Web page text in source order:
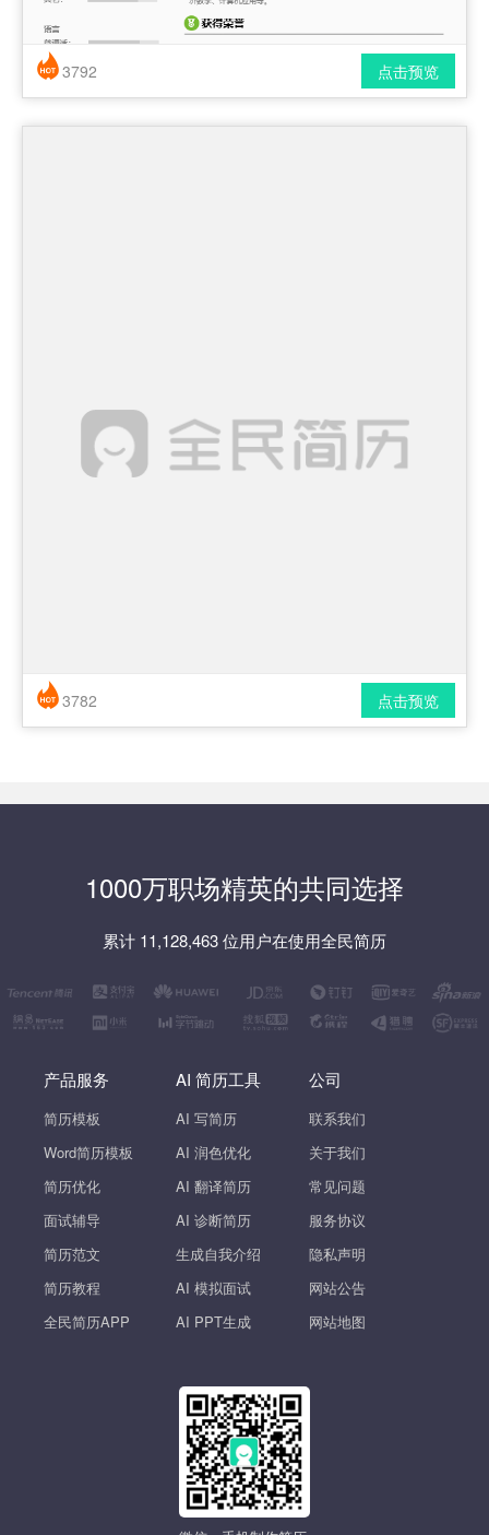
简历风格： 时尚 / 简洁 / 应届生
点击预览
3792
简历风格： 时尚 / 简洁 / 应届生
点击预览
3782
1000万职场精英的共同选择
累计 11,128,463 位用户在使用全民简历
产品服务
简历模板
Word简历模板
简历优化
面试辅导
简历范文
简历教程
全民简历APP
AI 简历工具
AI 写简历
AI 润色优化
AI 翻译简历
AI 诊断简历
生成自我介绍
AI 模拟面试
AI PPT生成
公司
联系我们
关于我们
常见问题
服务协议
隐私声明
网站公告
网站地图